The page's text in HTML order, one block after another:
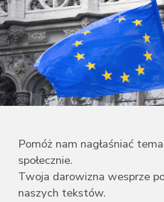
Pomóż nam nagłaśniać
społecznie.
Twoja darowizna wesprze
naszych tekstów.